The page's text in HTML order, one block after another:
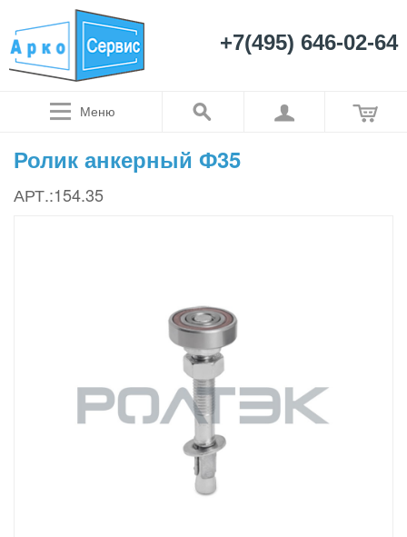
+7(495) 646-02-64
Меню
Ролик анкерный Ф35
АРТ.:154.35